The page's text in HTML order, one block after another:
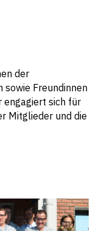
der
sowie Freundinnen
engagiert sich für
Mitglieder und die